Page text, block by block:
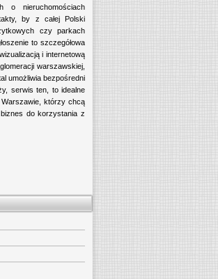
o nieruchomościach
by z całej Polski
czy parkach
to szczegółowa
i internetową
warszawskiej,
umożliwia bezpośredni
serwis ten, to idealne
którzy chcą
do korzystania z